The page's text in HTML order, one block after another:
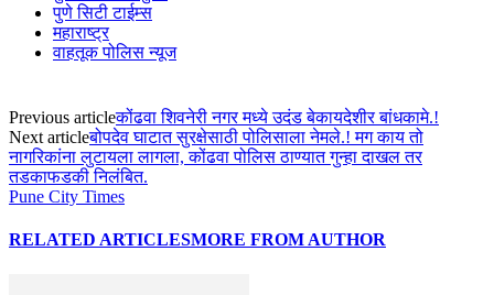
पुणे सिटी टाईम्स
महाराष्ट्र
वाहतूक पोलिस न्यूज
Previous articleकोंढवा शिवनेरी नगर मध्ये उदंड बेकायदेशीर बांधकामे.!
Next articleबोपदेव घाटात सुरक्षेसाठी पोलिसाला नेमले.! मग काय तो
नागरिकांना लुटायला लागला, कोंढवा पोलिस ठाण्यात गुन्हा दाखल तर
तडकाफडकी निलंबित.
Pune City Times
RELATED ARTICLESMORE FROM AUTHOR